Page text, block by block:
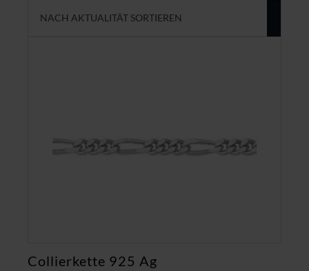
Collierkette 925 Ag